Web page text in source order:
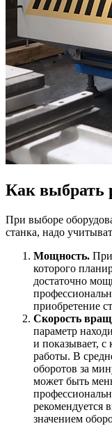
Как выбрать
При выборе
станка, надо
Мощность. При
которого
достаточно
приобретение
Скорость
параметр
и показывает, с
работы. В
оборотов за
может быть
рекомендуется
значением